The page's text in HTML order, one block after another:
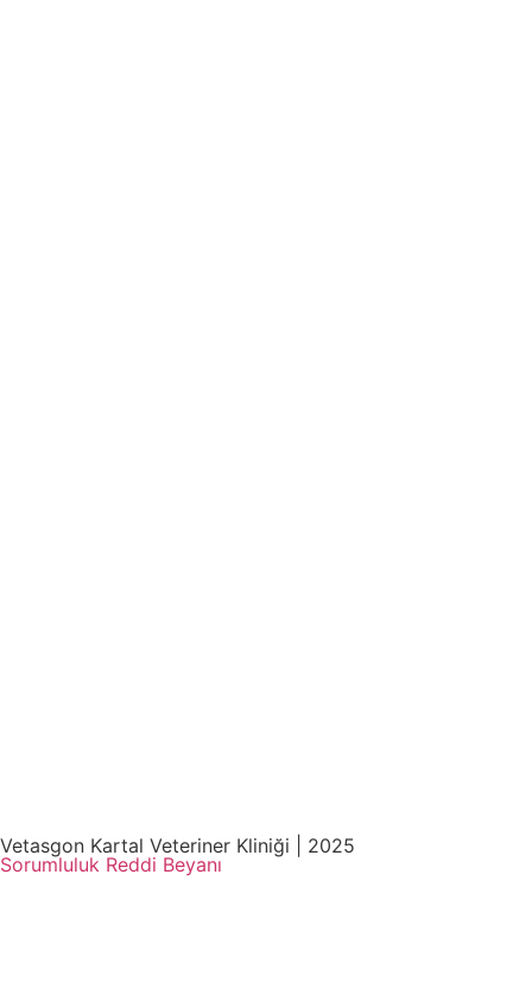
Vetasgon Kartal Veteriner Kliniği | 2025
Sorumluluk Reddi Beyanı